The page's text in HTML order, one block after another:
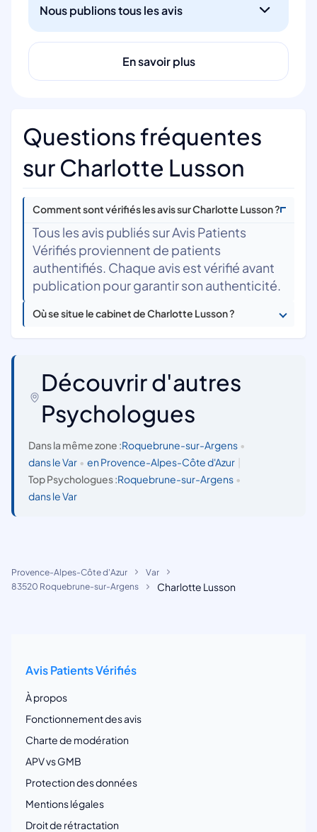
Nous publions tous les avis
En savoir plus
Questions fréquentes
sur Charlotte Lusson
Comment sont vérifiés les avis sur Charlotte Lusson ?
Tous les avis publiés sur Avis Patients
Vérifiés proviennent de patients
authentifiés. Chaque avis est vérifié avant
publication pour garantir son authenticité.
Où se situe le cabinet de Charlotte Lusson ?
Découvrir d'autres
Psychologues
Dans la même zone :Roquebrune-sur-Argens •
dans le Var • en Provence-Alpes-Côte d'Azur
Top Psychologues :Roquebrune-sur-Argens •
dans le Var
Provence-Alpes-Côte d'Azur
Var
83520 Roquebrune-sur-Argens
Charlotte Lusson
Avis Patients Vérifiés
À propos
Fonctionnement des avis
Charte de modération
APV vs GMB
Protection des données
Mentions légales
Droit de rétractation